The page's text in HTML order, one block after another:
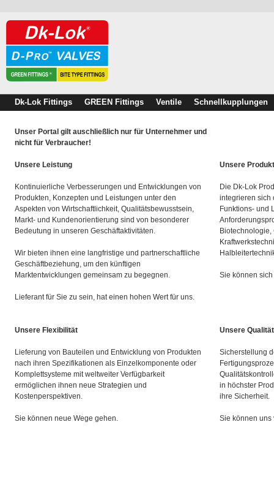
Dk-Lok Fittings GREEN Fittings Ventile Schnellkupplungen
Unser Portal gilt auschließlich nur für Unternehmer und
nicht für Verbraucher!
Unsere Leistung
Kontinuierliche Verbesserungen und Entwicklungen von
Produkten, Konzepten und Leistungen unter den
Aspekten von Wirtschaftlichkeit, Qualitätsbewusstsein,
Markt- und Kundenorientierung sind von besonderer
Bedeutung in unseren Geschäftaktivitäten.
Wir bieten ihnen eine langfristige und partnerschaftliche
Geschäftbeziehung, um den künftigen
Marktentwicklungen gemeinsam zu begegnen.
Lieferant für Sie zu sein, hat einen hohen Wert für uns.
Unsere
Die Dk-Lok
integrieren sich
Funktions- und
Sie können
Unsere Flexibilität
Lieferung von Bauteilen und Entwicklung von Produkten
nach ihren Spezifikationen als Einzelkomponente oder
Komplettsysteme mit weltweiter Verfügbarkeit
ermöglichen ihnen neue Strategien und
Kostenperspektiven.
Sie können neue Wege gehen.
Unsere Qualität
Sicherstellung
in höchster
ihre Sicherheit.
Sie können uns